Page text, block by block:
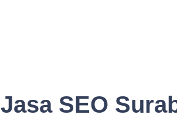
Jasa SEO